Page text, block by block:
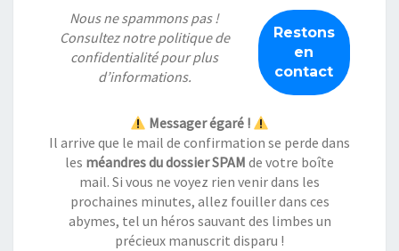
Nous ne spammons pas !
Consultez notrepolitique de
confidentialitépour plus
d’informations.
Messager égaré !
Il arrive que le mail de confirmation se perde dans
les méandres du dossier SPAM de votre boîte
mail. Si vous ne voyez rien venir dans les
prochaines minutes, allez fouiller dans ces
abymes, tel un héros sauvant des limbes un
précieux manuscrit disparu !